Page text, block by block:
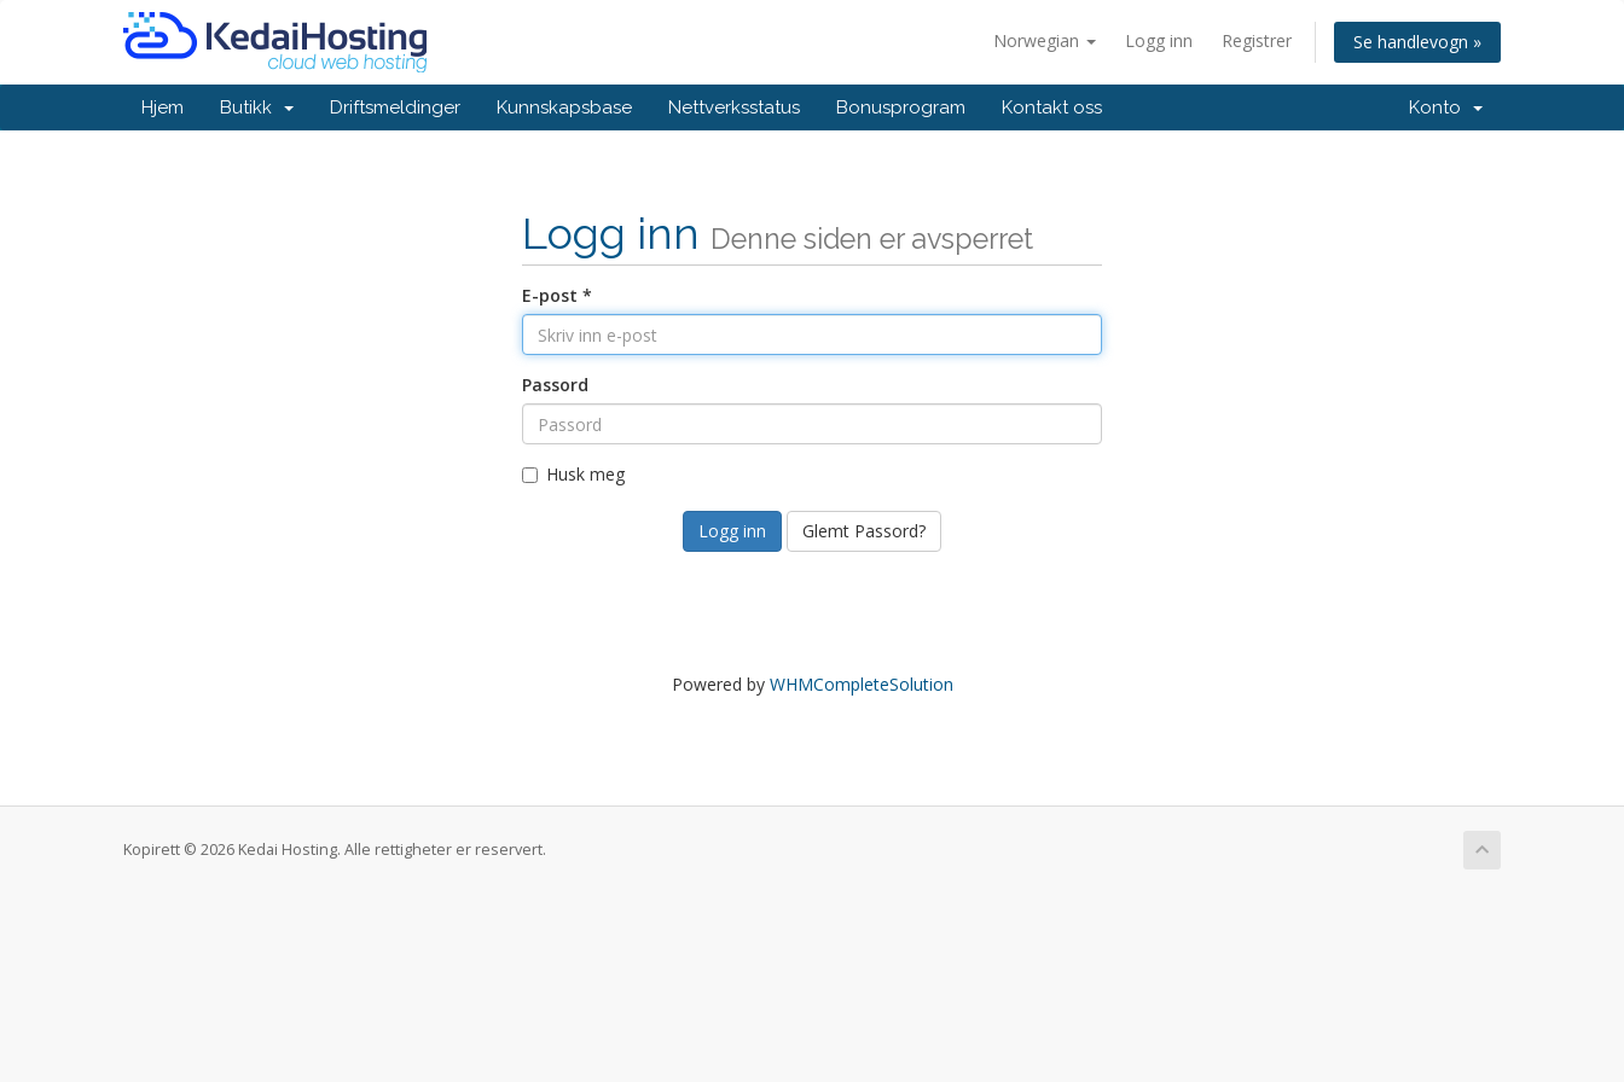
Norwegian Logg inn Registrer Se handlevogn »
Hjem Butikk Driftsmeldinger Kunnskapsbase Nettverksstatus Bonusprogram Kontakt oss Konto
Logg inn Denne siden er avsperret
E-post *
Passord
Husk meg
Glemt Passord?
Powered by WHMCompleteSolution
Kopirett © 2026 Kedai Hosting. Alle rettigheter er reservert.